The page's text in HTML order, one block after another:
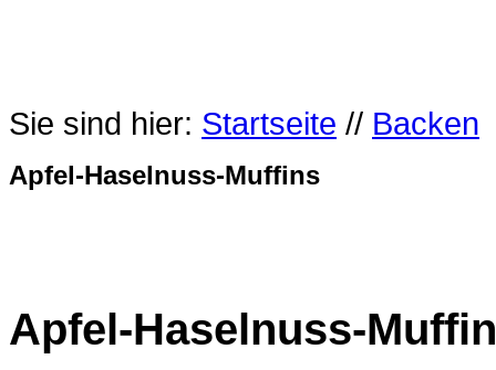
Sie sind hier: Startseite // Backen
Apfel-Haselnuss-Muffins
Apfel-Haselnuss-